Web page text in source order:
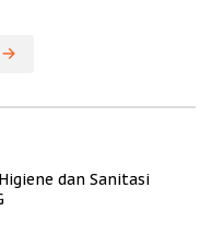
dan Sanitasi